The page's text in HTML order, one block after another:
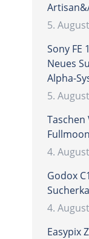
5.
Sony FE
Neues
Alpha-
5.
Taschen
Fullmoon
4.
Godox
4.
Easypix